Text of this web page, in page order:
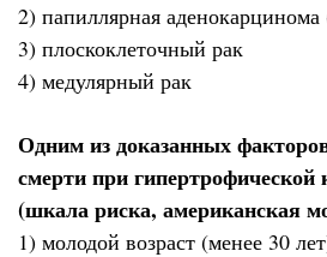
2) папиллярная
3) плоскоклеточный рак
4) медулярный рак
Одним из доказанных
смерти при гипертрофической
(шкала риска, американская
1) молодой возраст (менее 30